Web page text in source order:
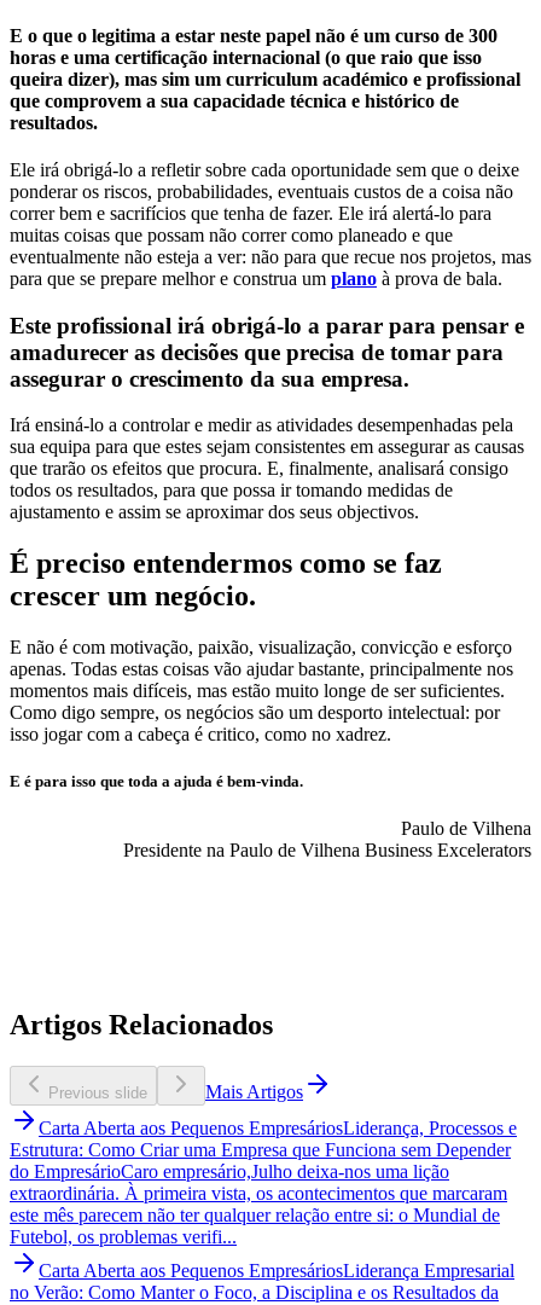
E o que o legitima a estar neste papel não é um curso de 300
horas e uma certificação internacional (o que raio que isso
queira dizer), mas sim um curriculum académico e profissional
que comprovem a sua capacidade técnica e histórico de
resultados.
Ele irá obrigá-lo a refletir sobre cada oportunidade sem que o deixe
ponderar os riscos, probabilidades, eventuais custos de a coisa não
correr bem e sacrifícios que tenha de fazer. Ele irá alertá-lo para
muitas coisas que possam não correr como planeado e que
eventualmente não esteja a ver: não para que recue nos projetos, mas
para que se prepare melhor e construa um plano à prova de bala.
Este profissional irá obrigá-lo a parar para pensar e
amadurecer as decisões que precisa de tomar para
assegurar o crescimento da sua empresa.
Irá ensiná-lo a controlar e medir as atividades desempenhadas pela
sua equipa para que estes sejam consistentes em assegurar as causas
que trarão os efeitos que procura. E, finalmente, analisará consigo
todos os resultados, para que possa ir tomando medidas de
ajustamento e assim se aproximar dos seus objectivos.
É preciso entendermos como se faz
crescer um negócio.
E não é com motivação, paixão, visualização, convicção e esforço
apenas. Todas estas coisas vão ajudar bastante, principalmente nos
momentos mais difíceis, mas estão muito longe de ser suficientes.
Como digo sempre, os negócios são um desporto intelectual: por
isso jogar com a cabeça é critico, como no xadrez.
E é para isso que toda a ajuda é bem-vinda.
Paulo de Vilhena
Presidente na Paulo de Vilhena Business Excelerators
Artigos Relacionados
Previous slide
Mais Artigos
Carta Aberta aos Pequenos EmpresáriosLiderança, Processos e
Estrutura: Como Criar uma Empresa que Funciona sem Depender
do EmpresárioCaro empresário,Julho deixa-nos uma lição
extraordinária. À primeira vista, os acontecimentos que marcaram
este mês parecem não ter qualquer relação entre si: o Mundial de
Futebol, os problemas verifi...
Carta Aberta aos Pequenos EmpresáriosLiderança Empresarial
no Verão: Como Manter o Foco, a Disciplina e os Resultados da